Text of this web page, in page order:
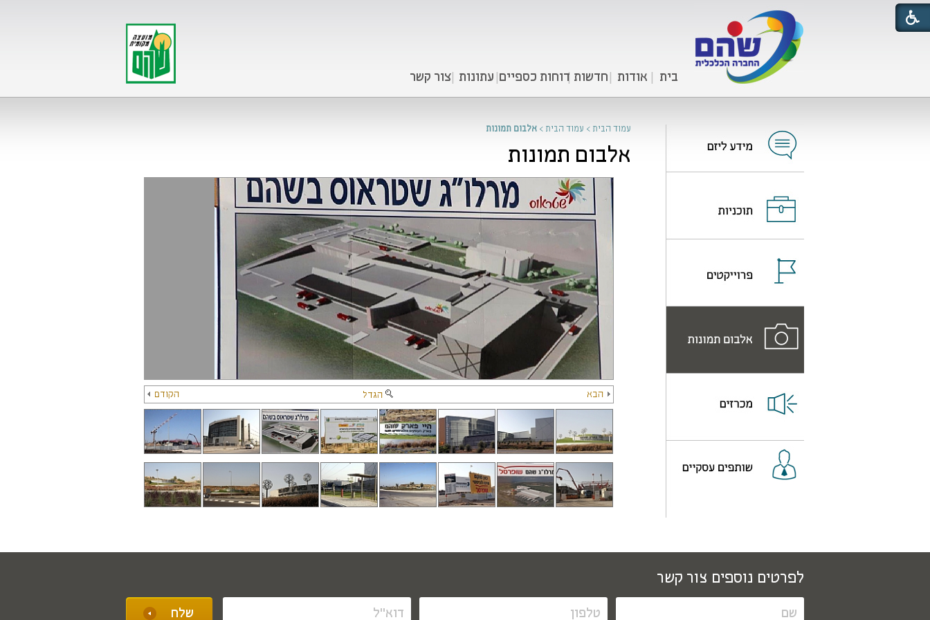
בית אודות חדשות דוחות כספיים עתונות צור קשר
עמוד הבית > עמוד הבית > אלבום תמונות
אלבום תמונות
הקודם הגדל הבא
לפרטים נוספים צור קשר